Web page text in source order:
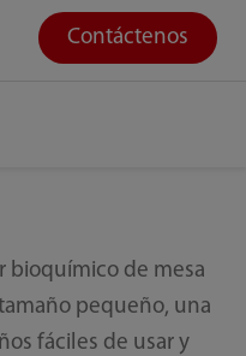
Contáctenos
bioquímico de mesa
pequeño, una
fáciles de usar y